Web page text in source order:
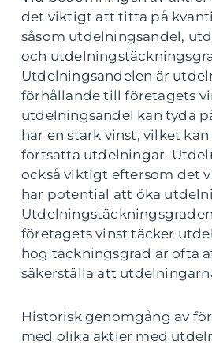
det viktigt att titta på
såsom utdelningsandel,
och
Utdelningsandelen är
förhållande till företagets
utdelningsandel kan tyda
har en stark vinst, vilket
fortsatta utdelningar.
också viktigt eftersom det
har potential att öka
företagets vinst täcker
hög täckningsgrad är ofta
säkerställa att
Historisk genomgång av
med olika aktier med